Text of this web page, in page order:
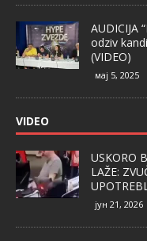
AUDICIJA
odziv
(VIDEO)
мај 5, 2025
VIDEO
USKORO
LAŽE:
јун 21, 2026